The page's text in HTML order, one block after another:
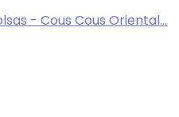
- Cous Cous Oriental...